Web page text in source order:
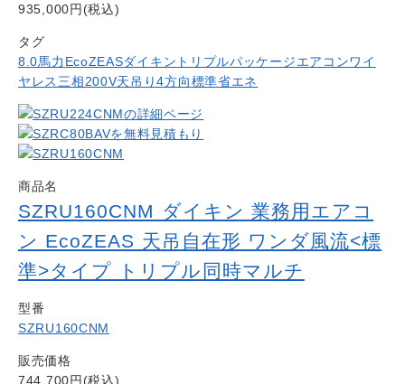
935,000円(税込)
タグ
8.0馬力 EcoZEASダイキン トリプルパッケージエアコンワイ
ヤレス 三相200V天吊り4方向標準省エネ
商品名
SZRU160CNM ダイキン 業務用エアコ
ン EcoZEAS 天吊自在形 ワンダ風流<標
準>タイプ トリプル同時マルチ
型番
SZRU160CNM
販売価格
744,700円(税込)